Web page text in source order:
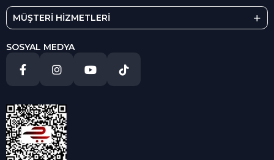
MÜŞTERİ HİZMETLERİ
SOSYAL MEDYA